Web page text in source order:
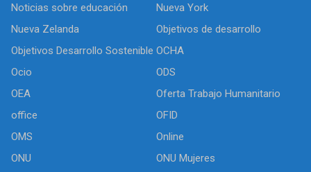
Noticias sobre educación
Nueva York
Nueva Zelanda
Objetivos de desarrollo
Objetivos Desarrollo Sostenible OCHA
Ocio
ODS
OEA
Oferta Trabajo Humanitario
office
OFID
OMS
Online
ONU
ONU Mujeres